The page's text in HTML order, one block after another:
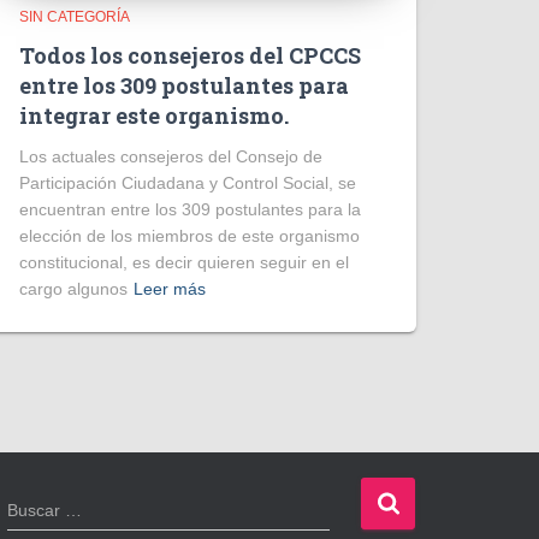
SIN CATEGORÍA
Todos los consejeros del CPCCS
entre los 309 postulantes para
integrar este organismo.
Los actuales consejeros del Consejo de
Participación Ciudadana y Control Social, se
encuentran entre los 309 postulantes para la
elección de los miembros de este organismo
constitucional, es decir quieren seguir en el
cargo algunos Leer más
B
u
Buscar …